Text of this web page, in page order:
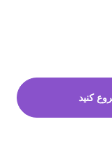
کنید